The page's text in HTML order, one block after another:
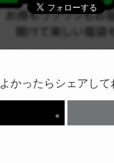
よかったらシェアして